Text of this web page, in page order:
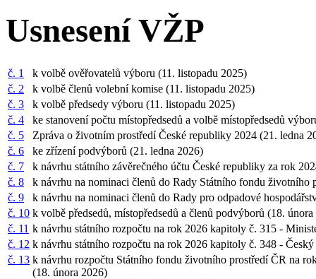
Usnesení VŽP
č. 1
k volbě ověřovatelů výboru (11. listopadu 2025)
č. 2
k volbě členů volební komise (11. listopadu 2025)
č. 3
k volbě předsedy výboru (11. listopadu 2025)
č. 4
ke stanovení počtu místopředsedů a volbě místopředsedů
č. 5
Zpráva o životním prostředí České republiky 2024 (21. ledna
č. 6
ke zřízení podvýborů (21. ledna 2026)
č. 7
k návrhu státního závěrečného účtu České republiky za rok
č. 8
k návrhu na nominaci členů do Rady Státního fondu životního
č. 9
k návrhu na nominaci členů do Rady pro odpadové
č. 10 k volbě předsedů, místopředsedů a členů podvýborů (18.
č. 11 k návrhu státního rozpočtu na rok 2026 kapitoly č. 315 -
č. 12 k návrhu státního rozpočtu na rok 2026 kapitoly č. 348 -
č. 13 k návrhu rozpočtu Státního fondu životního prostředí ČR na
(18. února 2026)